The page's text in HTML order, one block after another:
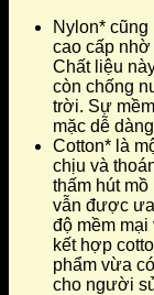
Nylon*
cao cấp nhờ
Chất liệu
còn chống
trời. Sự
mặc dễ
Cotton* là
chịu và
thấm hút
vẫn được
độ mềm
kết hợp
phẩm vừa
cho người